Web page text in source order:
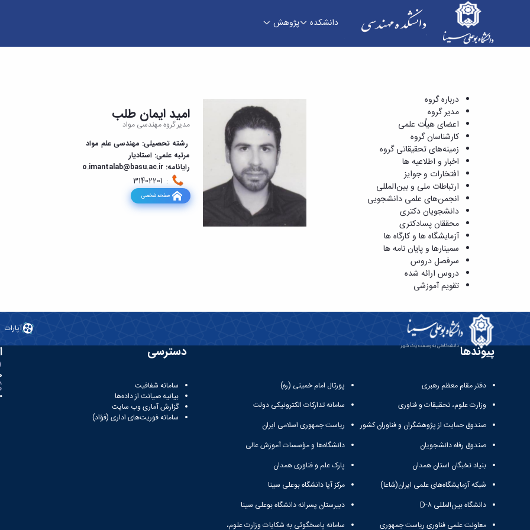
دانشکده پژوهش
درباره گروه
مدیر گروه
اعضای هیاُت علمی
کارشناسان گروه
زمینه‌های تحقیقاتی گروه
اخبار و اطلاعیه ها
افتخارات و جوایز
ارتباطات ملی و بین‌المللی
انجمن‌های علمی دانشجویی
دانشجویان دکتری
محققان پسادکتری
آزمایشگاه ها و کارگاه ها
سمینارها و پایان نامه ها
سرفصل دروس
دروس ارائه شده
تقویم آموزشی
امید ایمان طلب
مدیر گروه مهندسی مواد
رشته تحصیلی: مهندسی علم مواد
مرتبه علمی: استادیار
رایانامه: o.imantalab@basu.ac.ir
: 31402201
صفحه شخصی
آپارات
پیوندها
دفتر مقام معظم رهبری
وزارت علوم، تحقیقات و فناوری
صندوق حمایت از پژوهشگران و فناوران کشور
صندوق رفاه دانشجویان
بنیاد نخبگان استان همدان
شبکه آزمایشگاه‌های علمی ایران(شاعا)
دانشگاه بین‌المللی D-۸
معاونت علمی فناوری ریاست جمهوری
پورتال امام خمینی (ره)
سامانه تدارکات الکترونیکی دولت
ریاست جمهوری اسلامی ایران
دانشگاه‌ها و مؤسسات آموزش عالی
پارک علم و فناوری همدان
مرکز آپا دانشگاه بوعلی سینا
دبیرستان پسرانه دانشگاه بوعلی سینا
سامانه پاسخگوئی به شکایات وزارت علوم،
دسترسی
سامانه شفافیت
بیانیه صیانت از داده‌ها
گزارش آماری وب‌ سایت
سامانه فوریت‌های اداری (فؤاد)